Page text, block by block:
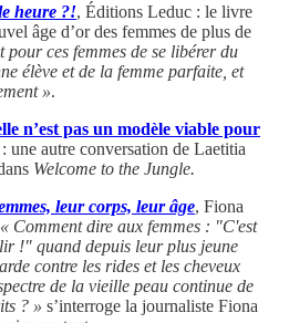
heure ?!, Éditions Leduc : le livre
âge d’or des femmes de plus de
pour ces femmes de se libérer du
élève et de la femme parfaite, et
».
n’est pas un modèle viable pour
: une autre conversation de Laetitia
Welcome to the Jungle.
leur corps, leur âge, Fiona
« Comment dire aux femmes : "C'est
!" quand depuis leur plus jeune
contre les rides et les cheveux
de la vieille peau continue de
? » s’interroge la journaliste Fiona